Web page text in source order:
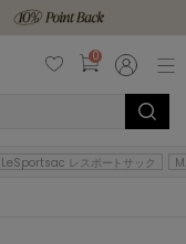
0
LeSportsac レスポートサック